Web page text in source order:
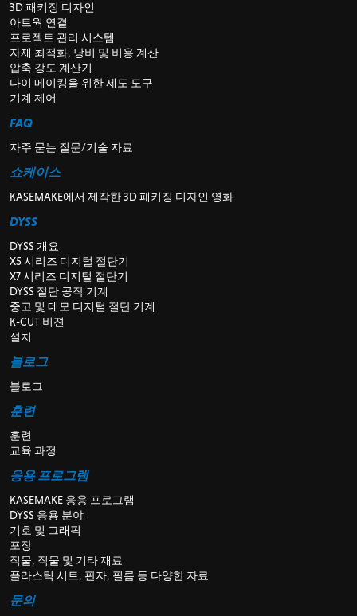
3D 패키징 디자인
아트웍 연결
프로젝트 관리 시스템
자재 최적화, 낭비 및 비용 계산
압축 강도 계산기
다이 메이킹을 위한 제도 도구
기계 제어
FAQ
자주 묻는 질문/기술 자료
쇼케이스
KASEMAKE에서 제작한 3D 패키징 디자인 영화
DYSS
DYSS 개요
X5 시리즈 디지털 절단기
X7 시리즈 디지털 절단기
DYSS 절단 공작 기계
중고 및 데모 디지털 절단 기계
K-CUT 비젼
설치
블로그
블로그
훈련
훈련
교육 과정
응용 프로그램
KASEMAKE 응용 프로그램
DYSS 응용 분야
기호 및 그래픽
포장
직물, 직물 및 기타 재료
플라스틱 시트, 판자, 필름 등 다양한 자료
문의